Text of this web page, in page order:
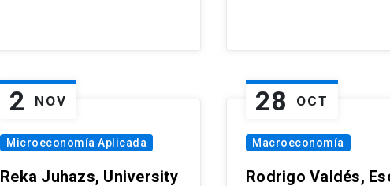
2 NOV
Microeconomía Aplicada
Reka Juhazs, University
28 OCT
Macroeconomía
Rodrigo Valdés,